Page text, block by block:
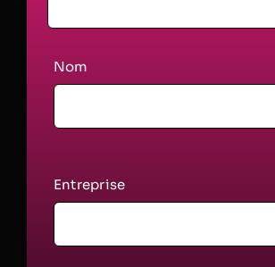
Nom
Entreprise